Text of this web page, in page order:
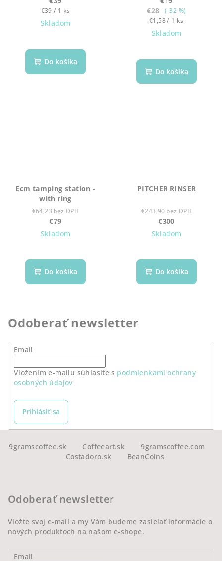
Jednotková
cena:
€39 / 1 ks
Skladom
Do košíka
€28
(–32 %)
Jednotková
cena:
€1,58 / 1 ks
Skladom
Do košíka
Ecm tamping station -
with ring
€64,23 bez DPH
€79
Skladom
Do košíka
PITCHER RINSER
€243,90 bez DPH
€300
Skladom
Do košíka
Odoberať newsletter
Email
Vložením e-mailu súhlasíte s podmienkami ochrany
osobných údajov
Prihlásiť sa
9gramscoffee.sk Coffeeart.sk
9gramscoffee.com
Costadoro.sk
BeanCoins
Odoberať newsletter
Vložte svoj e-mail a my Vám budeme zasielať informácie o
nových produktoch na našom e-shope.
Email